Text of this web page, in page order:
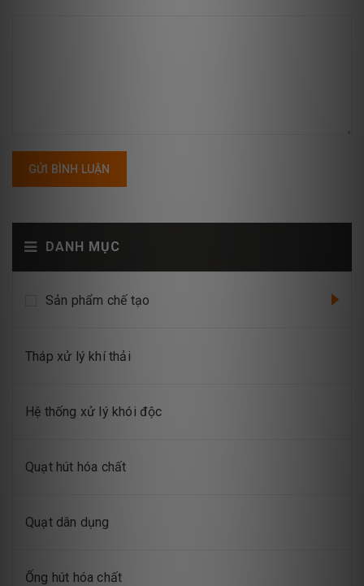
DANH MỤC
Sản phẩm chế tạo
Tháp xử lý khí thải
Hệ thống xử lý khói độc
Quạt hút hóa chất
Quạt dân dụng
Ống hút hóa chất
GỬI BÌNH LUẬN